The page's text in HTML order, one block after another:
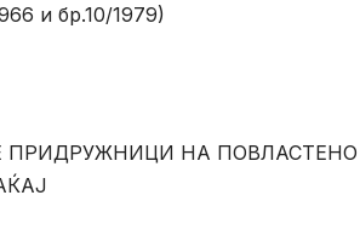
и бр.10/1979)
ПРИДРУЖНИЦИ НА ПОВЛАСТЕНО